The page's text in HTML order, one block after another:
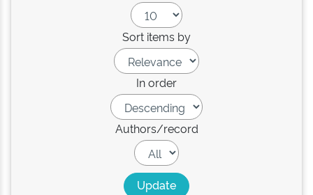
Sort items by
In order
Authors/record